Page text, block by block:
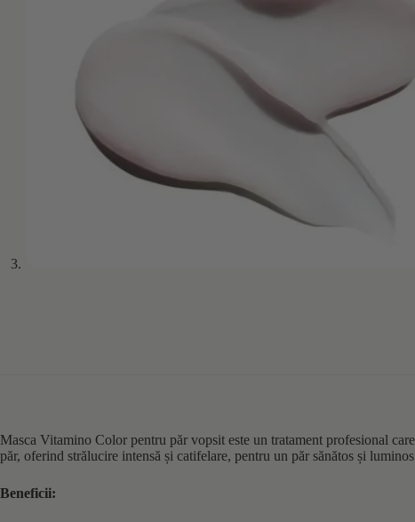
Masca Vitamino Color pentru păr vopsit este un tratament profesional
păr, oferind strălucire intensă și catifelare, pentru un păr sănătos și
Beneficii: